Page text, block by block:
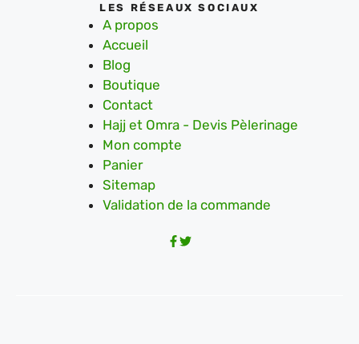
LES RÉSEAUX SOCIAUX
A propos
Accueil
Blog
Boutique
Contact
Hajj et Omra - Devis Pèlerinage
Mon compte
Panier
Sitemap
Validation de la commande